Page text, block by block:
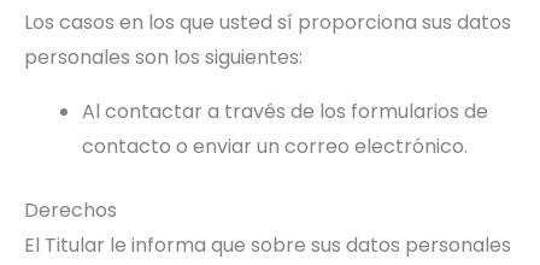
Los casos en los que usted sí proporciona sus datos
personales son los siguientes:
Al contactar a través de los formularios de
contacto o enviar un correo electrónico.
Derechos
El Titular le informa que sobre sus datos personales